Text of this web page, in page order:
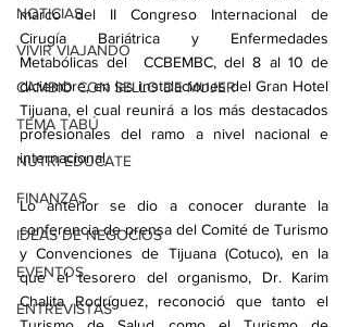
NOTICIAS
VIVIR VIAJANDO
CAMBIO CON SELLO DE MUJER
TEMA TABÚ
NUTRI-EDUCATE
FINANZAS
IDEAS DE NEGOCIOS
EVENTOS
ENTREVISTAS
marco del II Congreso Internacional de
Cirugía Bariátrica y Enfermedades
Metabólicas del  CCBEMBC, del 8 al 10 de
diciembre, en las instalaciones del Gran Hotel
Tijuana, el cual reunirá a los más destacados
profesionales del ramo a nivel nacional e
internacional.
Lo anterior se dio a conocer durante la
conferencia de prensa del Comité de Turismo
y Convenciones de Tijuana (Cotuco), en la
que el tesorero del organismo, Dr. Karim
Chalita Rodríguez, reconoció que tanto el